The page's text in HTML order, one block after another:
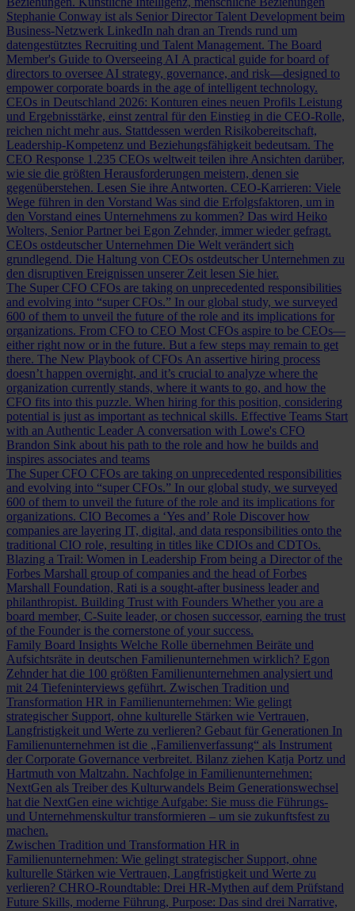
Stephanie Conway ist als Senior Director Talent Development beim
Business-Netzwerk LinkedIn nah dran an Trends rund um
datengestütztes Recruiting und Talent Management. The Board
Member's Guide to Overseeing AI A practical guide for board of
directors to oversee AI strategy, governance, and risk—designed to
empower corporate boards in the age of intelligent technology.
CEOs in Deutschland 2026: Konturen eines neuen Profils Leistung
und Ergebnisstärke, einst zentral für den Einstieg in die CEO-Rolle,
reichen nicht mehr aus. Stattdessen werden Risikobereitschaft,
Leadership-Kompetenz und Beziehungsfähigkeit bedeutsam. The
CEO Response 1.235 CEOs weltweit teilen ihre Ansichten darüber,
wie sie die größten Herausforderungen meistern, denen sie
gegenüberstehen. Lesen Sie ihre Antworten. CEO-Karrieren: Viele
Wege führen in den Vorstand Was sind die Erfolgsfaktoren, um in
den Vorstand eines Unternehmens zu kommen? Das wird Heiko
Wolters, Senior Partner bei Egon Zehnder, immer wieder gefragt.
CEOs ostdeutscher Unternehmen Die Welt verändert sich
grundlegend. Die Haltung von CEOs ostdeutscher Unternehmen zu
den disruptiven Ereignissen unserer Zeit lesen Sie hier.
The Super CFO CFOs are taking on unprecedented responsibilities
and evolving into “super CFOs.” In our global study, we surveyed
600 of them to unveil the future of the role and its implications for
organizations. From CFO to CEO Most CFOs aspire to be CEOs—
either right now or in the future. But a few steps may remain to get
there. The New Playbook of CFOs An assertive hiring process
doesn’t happen overnight, and it’s crucial to analyze where the
organization currently stands, where it wants to go, and how the
CFO fits into this puzzle. When hiring for this position, considering
potential is just as important as technical skills. Effective Teams Start
with an Authentic Leader A conversation with Lowe's CFO
Brandon Sink about his path to the role and how he builds and
inspires associates and teams
The Super CFO CFOs are taking on unprecedented responsibilities
and evolving into “super CFOs.” In our global study, we surveyed
600 of them to unveil the future of the role and its implications for
organizations. CIO Becomes a ‘Yes and’ Role Discover how
companies are layering IT, digital, and data responsibilities onto the
traditional CIO role, resulting in titles like CDIOs and CDTOs.
Blazing a Trail: Women in Leadership From being a Director of the
Forbes Marshall group of companies and the head of Forbes
Marshall Foundation, Rati is a sought-after business leader and
philanthropist. Building Trust with Founders Whether you are a
board member, C-Suite leader, or chosen successor, earning the trust
of the Founder is the cornerstone of your success.
Family Board Insights Welche Rolle übernehmen Beiräte und
Aufsichtsräte in deutschen Familienunternehmen wirklich? Egon
Zehnder hat die 100 größten Familienunternehmen analysiert und
mit 24 Tiefeninterviews geführt. Zwischen Tradition und
Transformation HR in Familienunternehmen: Wie gelingt
strategischer Support, ohne kulturelle Stärken wie Vertrauen,
Langfristigkeit und Werte zu verlieren? Gebaut für Generationen In
Familienunternehmen ist die „Familienverfassung“ als Instrument
der Corporate Governance verbreitet. Bilanz ziehen Katja Portz und
Hartmuth von Maltzahn. Nachfolge in Familienunternehmen:
NextGen als Treiber des Kulturwandels Beim Generationswechsel
hat die NextGen eine wichtige Aufgabe: Sie muss die Führungs-
und Unternehmenskultur transformieren – um sie zukunftsfest zu
machen.
Zwischen Tradition und Transformation HR in
Familienunternehmen: Wie gelingt strategischer Support, ohne
kulturelle Stärken wie Vertrauen, Langfristigkeit und Werte zu
verlieren? CHRO-Roundtable: Drei HR-Mythen auf dem Prüfstand
Future Skills, moderne Führung, Purpose: Das sind drei Narrative,